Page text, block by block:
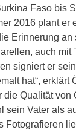
Faso bis
2016 plant er
Erinnerung
auch
signiert er
hat“,
Qualität von
Vater als